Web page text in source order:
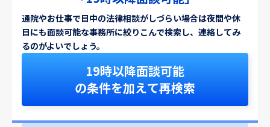
通院やお仕事で日中の法律相談がしづらい場合は夜間や休
日にも面談可能な事務所に絞りこんで検索し、連絡してみ
るのがよいでしょう。
19時以降面談可能
の条件を加えて再検索